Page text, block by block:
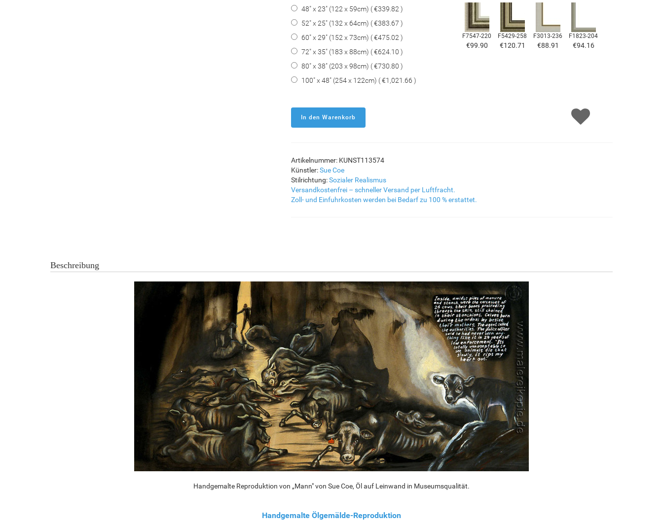
48" x 23" (122 x 59cm) ( €339.82 )
52" x 25" (132 x 64cm) ( €383.67 )
60" x 29" (152 x 73cm) ( €475.02 )
72" x 35" (183 x 88cm) ( €624.10 )
80" x 38" (203 x 98cm) ( €730.80 )
100" x 48" (254 x 122cm) ( €1,021.66 )
F7547-220
€99.90
F5429-258
€120.71
F3013-236
€88.91
F1823-204
€94.16
Artikelnummer: KUNST113574
Künstler:Sue Coe
Stilrichtung:Sozialer Realismus
Versandkostenfrei – schneller Versand per Luftfracht.
Zoll- und Einfuhrkosten werden bei Bedarf zu 100 % erstattet.
Beschreibung
Handgemalte Reproduktion von „Mann" von Sue Coe, Öl auf Leinwand in Museumsqualität.
Handgemalte Ölgemälde-Reproduktion